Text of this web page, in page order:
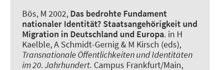
Bös, M 2002, Das bedrohte Fundament
nationaler Identität? Staatsangehörigkeit und
Migration in Deutschland und Europa. in H
Kaelble, A Schmidt-Gernig & M Kirsch (eds),
Transnationale Öffentlichkeiten und Identitäten
im 20. Jahrhundert. Campus Frankfurt/Main,